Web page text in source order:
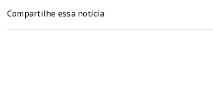
Compartilhe essa notícia